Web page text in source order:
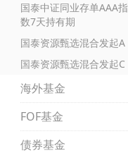
国泰中证同业存单AAA指
数7天持有期
国泰资源甄选混合发起A
国泰资源甄选混合发起C
海外基金
FOF基金
债券基金